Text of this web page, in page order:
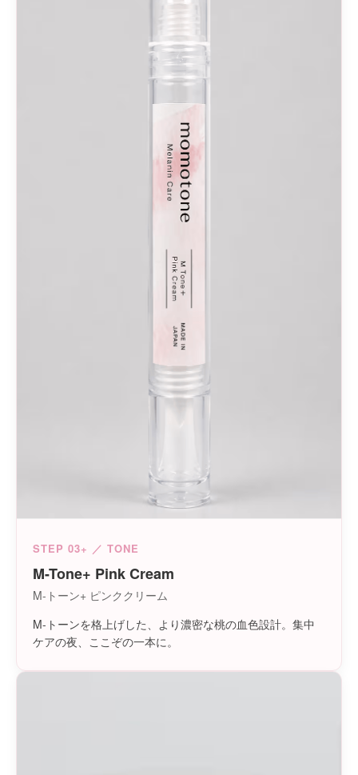
STEP 03+ ／ TONE
M-Tone+ Pink Cream
M-トーン+ ピンククリーム
M-トーンを格上げした、より濃密な桃の血色設計。集中
ケアの夜、ここぞの一本に。